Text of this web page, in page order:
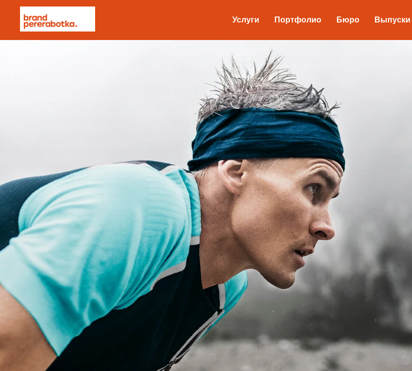
Услуги Портфолио Бюро Выпуски